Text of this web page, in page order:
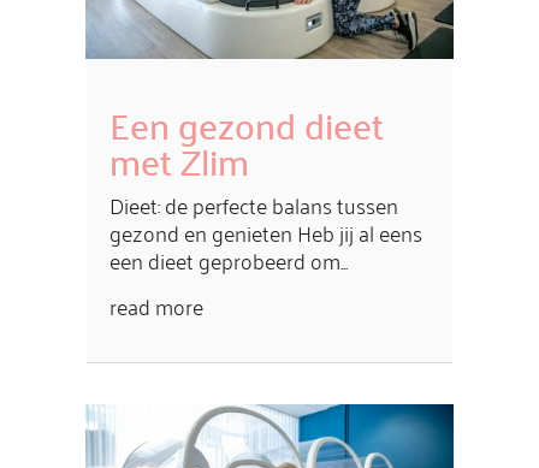
Een gezond dieet
met Zlim
Dieet: de perfecte balans tussen
gezond en genieten Heb jij al eens
een dieet geprobeerd om...
read more